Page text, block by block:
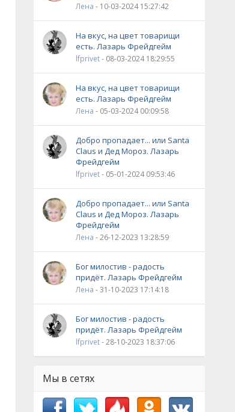
Лена - 10-03-2024 15:27:42
На вкус, на цвет товарищи
есть. Лазарь Фрейдгейм
lfprivet- 08-03-2024 18:29:55
На вкус, на цвет товарищи
есть. Лазарь Фрейдгейм
Лена - 05-03-2024 00:09:58
Добро пропадает... или Santa
Claus и Дед Мороз. Лазарь
Фрейдгейм
lfprivet- 05-01-2024 09:53:46
Добро пропадает... или Santa
Claus и Дед Мороз. Лазарь
Фрейдгейм
Лена - 26-12-2023 13:28:59
Бог милостив - радость
придёт. Лазарь Фрейдгейм
Лена - 31-10-2023 17:14:18
Бог милостив - радость
придёт. Лазарь Фрейдгейм
lfprivet- 28-10-2023 18:37:06
Мы в сетях